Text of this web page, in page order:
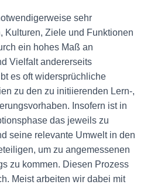
sehr
Kulturen, Ziele und Funktionen
ein hohes Maß an
Vielfalt andererseits
es oft widersprüchliche
zu den zu initiierenden Lern-,
Insofern ist in
das jeweils zu
seine relevante Umwelt in den
um zu angemessenen
zu kommen. Diesen Prozess
Meist arbeiten wir dabei mit